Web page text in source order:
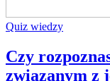
Quiz wiedzy
Czy
związanym z